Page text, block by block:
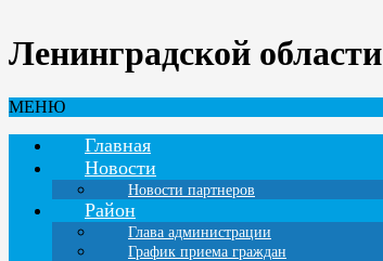
Ленинградской области
МЕНЮ
Главная
Новости
Новости партнеров
Район
Глава администрации
График приема граждан